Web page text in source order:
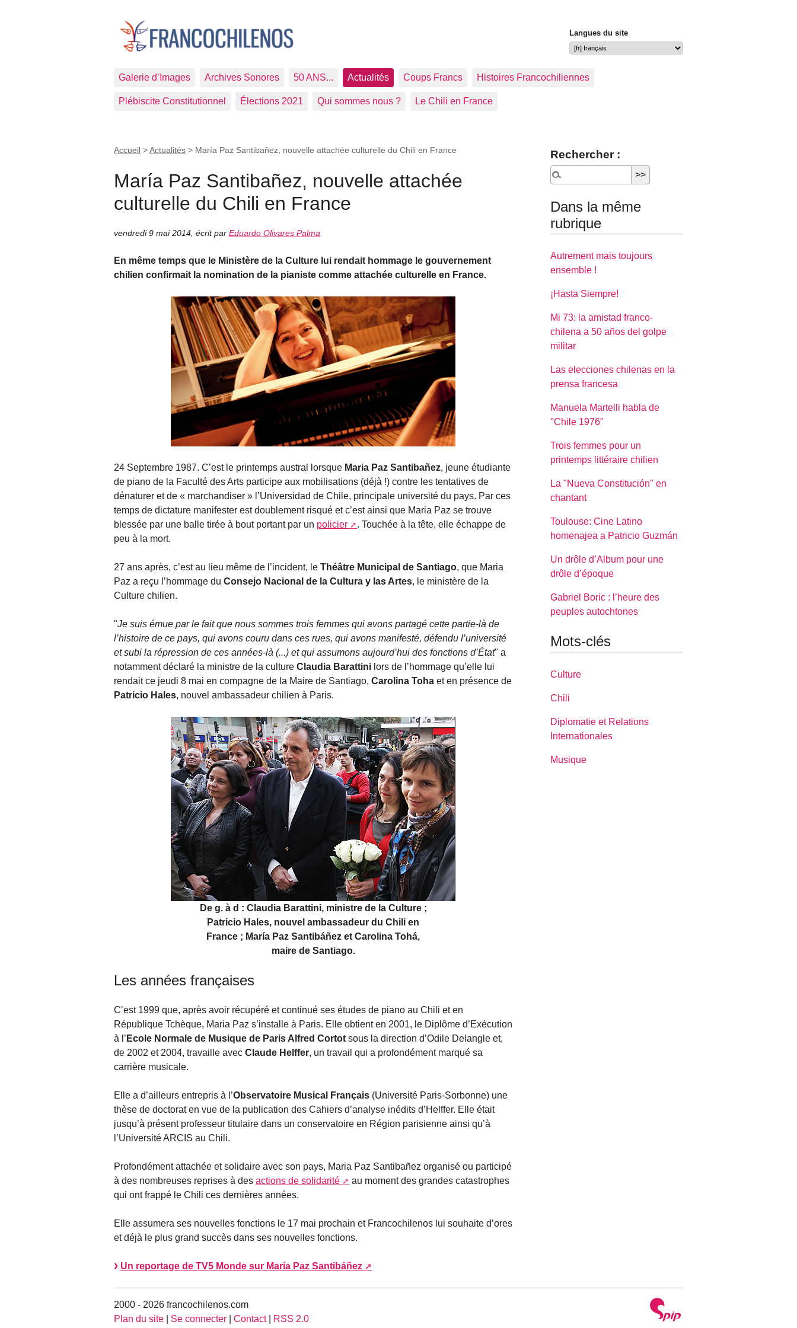
Langues du site
Galerie d’Images Archives Sonores 50 ANS... Actualités Coups Francs Histoires Francochiliennes
Plébiscite Constitutionnel Élections 2021 Qui sommes nous ? Le Chili en France
Accueil >Actualités > María Paz Santibañez, nouvelle attachée culturelle du Chili en France
María Paz Santibañez, nouvelle attachée
culturelle du Chili en France
vendredi 9 mai 2014 écrit par Eduardo Olivares Palma
En même temps que le Ministère de la Culture lui rendait hommage le gouvernement
chilien confirmait la nomination de la pianiste comme attachée culturelle en France.
24 Septembre 1987. C’est le printemps austral lorsque Maria Paz Santibañez, jeune étudiante
de piano de la Faculté des Arts participe aux mobilisations (déjà !) contre les tentatives de
dénaturer et de « marchandiser » l’Universidad de Chile, principale université du pays. Par ces
temps de dictature manifester est doublement risqué et c’est ainsi que Maria Paz se trouve
blessée par une balle tirée à bout portant par un policier
. Touchée à la tête, elle échappe de
peu à la mort.
27 ans après, c’est au lieu même de l’incident, le Théâtre Municipal de Santiago, que Maria
Paz a reçu l’hommage du Consejo Nacional de la Cultura y las Artes, le ministère de la
Culture chilien.
"Je suis émue par le fait que nous sommes trois femmes qui avons partagé cette partie-là de
l’histoire de ce pays, qui avons couru dans ces rues, qui avons manifesté, défendu l’université
et subi la répression de ces années-là (...) et qui assumons aujourd’hui des fonctions d’État" a
notamment déclaré la ministre de la culture Claudia Barattini lors de l’hommage qu’elle lui
rendait ce jeudi 8 mai en compagne de la Maire de Santiago, Carolina Toha et en présence de
Patricio Hales, nouvel ambassadeur chilien à Paris.
De g. à d : Claudia Barattini, ministre de la Culture ;
Patricio Hales, nouvel ambassadeur du Chili en
France ; María Paz Santibáñez et Carolina Tohá,
maire de Santiago.
Les années françaises
C’est 1999 que, après avoir récupéré et continué ses études de piano au Chili et en
République Tchèque, Maria Paz s’installe à Paris. Elle obtient en 2001, le Diplôme d’Exécution
à l’ Ecole Normale de Musique de Paris Alfred Cortot sous la direction d’Odile Delangle et,
de 2002 et 2004, travaille avec Claude Helffer, un travail qui a profondément marqué sa
carrière musicale.
Elle a d’ailleurs entrepris à l’Observatoire Musical Français (Université Paris-Sorbonne) une
thèse de doctorat en vue de la publication des Cahiers d’analyse inédits d’Helffer. Elle était
jusqu’à présent professeur titulaire dans un conservatoire en Région parisienne ainsi qu’à
l’Université ARCIS au Chili.
Profondément attachée et solidaire avec son pays, Maria Paz Santibañez organisé ou participé
à des nombreuses reprises à des actions de solidarité
au moment des grandes catastrophes
qui ont frappé le Chili ces dernières années.
Elle assumera ses nouvelles fonctions le 17 mai prochain et Francochilenos lui souhaite d’ores
et déjà le plus grand succès dans ses nouvelles fonctions.
Un reportage de TV5 Monde sur María Paz Santibáñez
Rechercher :
Dans la même
rubrique
Autrement mais toujours
ensemble !
¡Hasta Siempre!
Mi 73: la amistad franco-
chilena a 50 años del golpe
militar
Las elecciones chilenas en la
prensa francesa
Manuela Martelli habla de
"Chile 1976"
Trois femmes pour un
printemps littéraire chilien
La "Nueva Constitución" en
chantant
Toulouse: Cine Latino
homenajea a Patricio Guzmán
Un drôle d’Album pour une
drôle d’époque
Gabriel Boric : l’heure des
peuples autochtones
Mots-clés
Culture
Chili
Diplomatie et Relations
Internationales
Musique
2000 - 2026 francochilenos.com
Plan du site
Se connecter Contact| RSS 2.0